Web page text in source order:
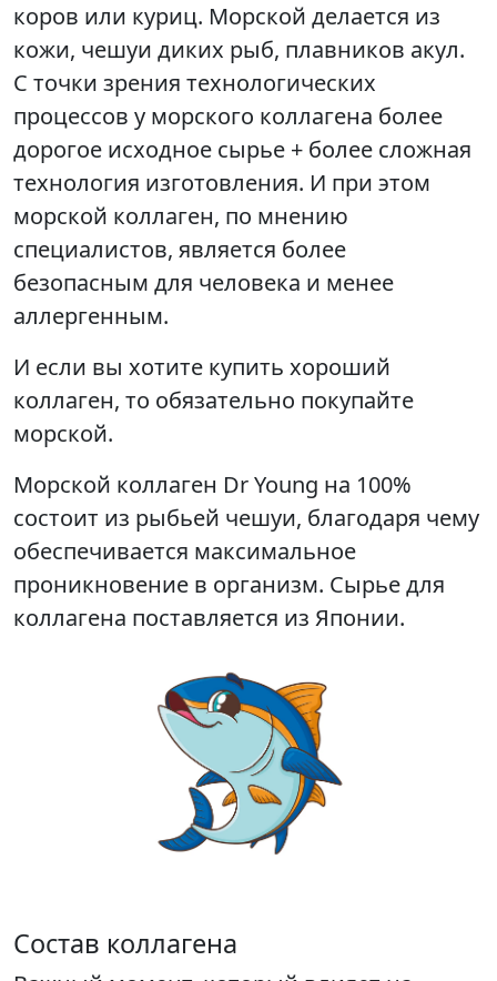
коров или куриц. Морской делается из
кожи, чешуи диких рыб, плавников акул.
С точки зрения технологических
процессов у морского коллагена более
дорогое исходное сырье + более сложная
технология изготовления. И при этом
морской коллаген, по мнению
специалистов, является более
безопасным для человека и менее
аллергенным.
И если вы хотите купить хороший
коллаген, то обязательно покупайте
морской.
Морской коллаген Dr Young на 100%
состоит из рыбьей чешуи, благодаря чему
обеспечивается максимальное
проникновение в организм. Сырье для
коллагена поставляется из Японии.
Состав коллагена